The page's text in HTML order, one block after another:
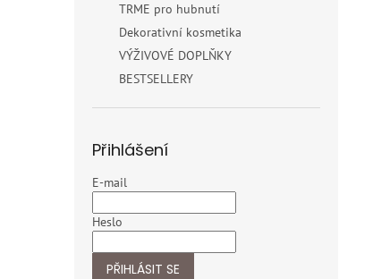
TRME pro hubnutí
Dekorativní kosmetika
VÝŽIVOVÉ DOPLŇKY
BESTSELLERY
Přihlášení
E-mail
Heslo
PŘIHLÁSIT SE